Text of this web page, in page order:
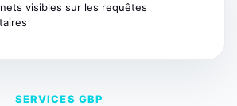
visibles sur les requêtes
SERVICES GBP